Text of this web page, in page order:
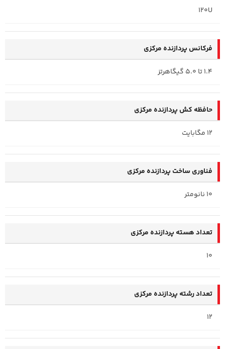
120U
فرکانس پردازنده‌ مرکزی
1.4 تا 5.0 گیگاهرتز
حافظه کش پردازنده مرکزی
12 مگابایت
فناوری ساخت پردازنده مرکزی
10 نانومتر
تعداد هسته پردازنده مرکزی
10
تعداد رشته پردازنده مرکزی
12